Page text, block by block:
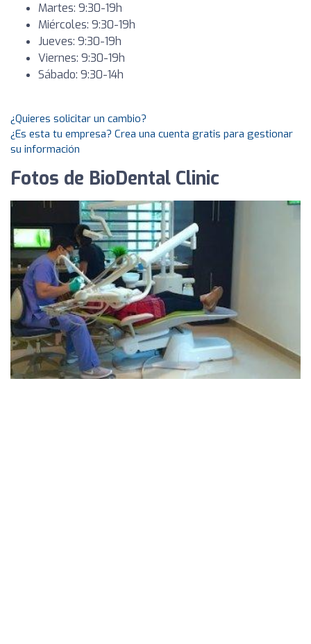
Martes: 9:30-19h
Miércoles: 9:30-19h
Jueves: 9:30-19h
Viernes: 9:30-19h
Sábado: 9:30-14h
¿Quieres solicitar un cambio?
¿Es esta tu empresa? Crea una cuenta gratis para gestionar
su información
Fotos de BioDental Clinic